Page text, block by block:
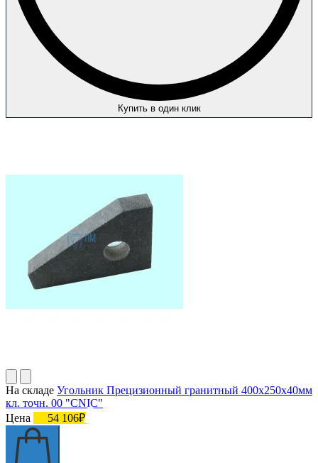
Купить в один клик
На складе Угольник Прецизионный гранитный 400х250х40мм
кл. точн. 00 "CNIC"
Цена
54 106₽